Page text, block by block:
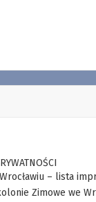
– lista
Zimowe we